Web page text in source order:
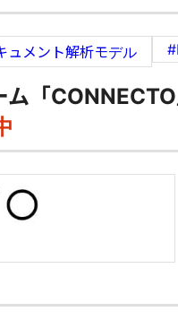
ュメント解析モデル
「CONNECTO